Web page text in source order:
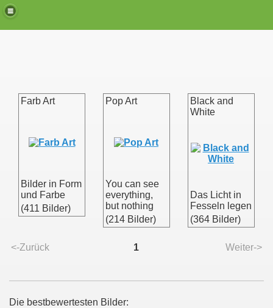
Farb Art
Bilder in Form
und Farbe
(411 Bilder)
Pop Art
You can see
everything,
but nothing
(214 Bilder)
Black and
White
Das Licht in
Fesseln legen
(364 Bilder)
<-Zurück 1 Weiter->
Die bestbewertesten Bilder: